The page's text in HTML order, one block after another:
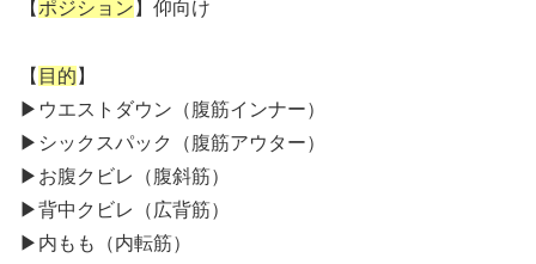
【 ポジション 】仰向け
【 目的 】
▶︎ウエストダウン（腹筋インナー）
▶︎シックスパック（腹筋アウター）
▶︎お腹クビレ（腹斜筋）
▶︎背中クビレ（広背筋）
▶︎内もも（内転筋）